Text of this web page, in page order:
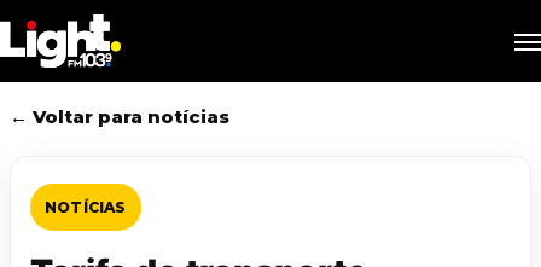
to
main
content
← Voltar para notícias
NOTÍCIAS